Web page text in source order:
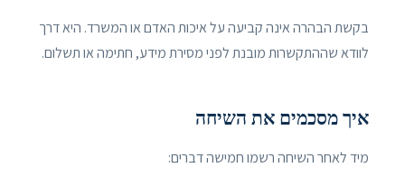
בקשת הבהרה אינה קביעה על איכות האדם או המשרד. היא דרך
לוודא שההתקשרות מובנת לפני מסירת מידע, חתימה או תשלום.
איך מסכמים את השיחה
מיד לאחר השיחה רשמו חמישה דברים: